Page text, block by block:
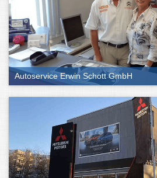
Autoservice Erwin Schott GmbH